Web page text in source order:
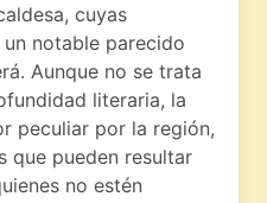
cuyas
notable parecido
Aunque no se trata
literaria, la
peculiar por la región,
que pueden resultar
no estén